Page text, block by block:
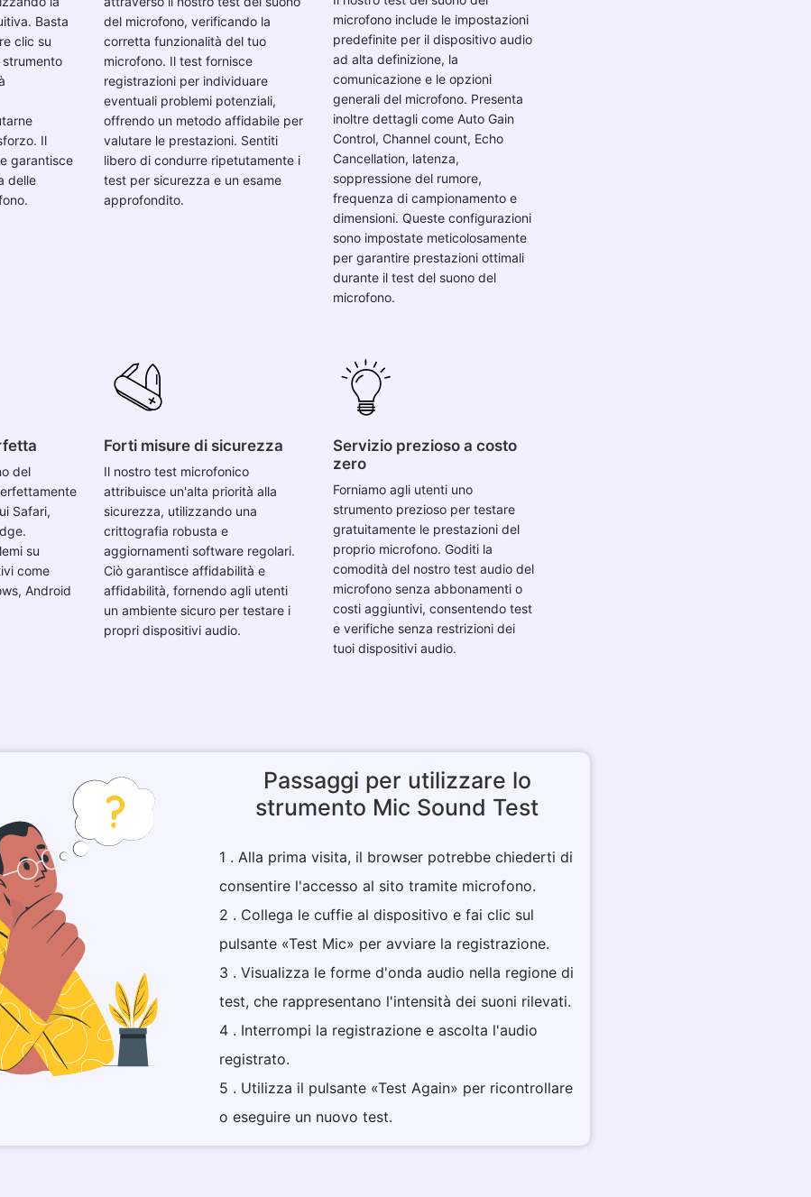
Basta
clic su
strumento
Il
garantisce
delle
del microfono, verificando la
corretta funzionalità del tuo
microfono. Il test fornisce
registrazioni per individuare
eventuali problemi potenziali,
offrendo un metodo affidabile per
valutare le prestazioni. Sentiti
libero di condurre ripetutamente i
test per sicurezza e un esame
approfondito.
microfono include le impostazioni
predefinite per il dispositivo audio
ad alta definizione, la
comunicazione e le opzioni
generali del microfono. Presenta
inoltre dettagli come Auto Gain
Control, Channel count, Echo
Cancellation, latenza,
soppressione del rumore,
frequenza di campionamento e
dimensioni. Queste configurazioni
sono impostate meticolosamente
per garantire prestazioni ottimali
durante il test del suono del
microfono.
del
Safari,
su
come
Android
Forti misure di sicurezza
Il nostro test microfonico
attribuisce un'alta priorità alla
sicurezza, utilizzando una
crittografia robusta e
aggiornamenti software regolari.
Ciò garantisce affidabilità e
affidabilità, fornendo agli utenti
un ambiente sicuro per testare i
propri dispositivi audio.
Servizio prezioso a costo
zero
Forniamo agli utenti uno
strumento prezioso per testare
gratuitamente le prestazioni del
proprio microfono. Goditi la
comodità del nostro test audio del
microfono senza abbonamenti o
costi aggiuntivi, consentendo test
e verifiche senza restrizioni dei
tuoi dispositivi audio.
Passaggi per utilizzare lo
strumento Mic Sound Test
1 . Alla prima visita, il browser potrebbe chiederti di
consentire l'accesso al sito tramite microfono.
2 . Collega le cuffie al dispositivo e fai clic sul
pulsante «Test Mic» per avviare la registrazione.
3 . Visualizza le forme d'onda audio nella regione di
test, che rappresentano l'intensità dei suoni rilevati.
4 . Interrompi la registrazione e ascolta l'audio
registrato.
5 . Utilizza il pulsante «Test Again» per ricontrollare
o eseguire un nuovo test.